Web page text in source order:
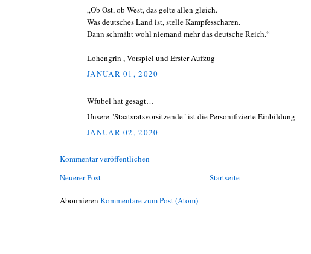
„Ob Ost, ob West, das gelte allen gleich.
Was deutsches Land ist, stelle Kampfesscharen.
Dann schmäht wohl niemand mehr das deutsche Reich.“
Lohengrin , Vorspiel und Erster Aufzug
JANUAR 01, 2020
Wfubel hat gesagt…
Unsere "Staatsratsvorsitzende" ist die Personifizierte Einbildung
JANUAR 02, 2020
Kommentar veröffentlichen
Neuerer Post
Startseite
Abonnieren Kommentare zum Post (Atom)